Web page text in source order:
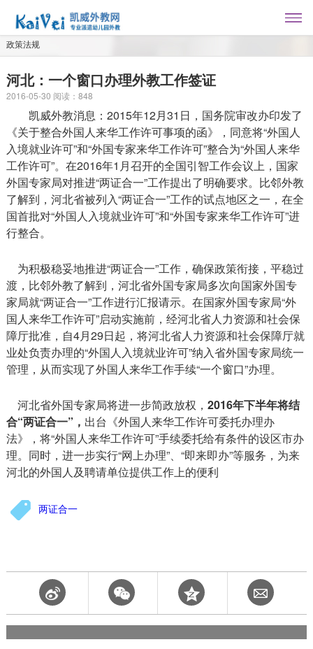
政策法规
河北：一个窗口办理外教工作签证
2016-05-30 阅读： 848
凯威外教消息：2015年12月31日，国务院审改办印发了
《关于整合外国人来华工作许可事项的函》，同意将“外国人
入境就业许可”和“外国专家来华工作许可”整合为“外国人来华
工作许可”。在2016年1月召开的全国引智工作会议上，国家
外国专家局对推进“两证合一”工作提出了明确要求。比邻外教
了解到，河北省被列入“两证合一”工作的试点地区之一，在全
国首批对“外国人入境就业许可”和“外国专家来华工作许可”进
行整合。
为积极稳妥地推进“两证合一”工作，确保政策衔接，平稳过
渡，比邻外教了解到，河北省外国专家局多次向国家外国专
家局就“两证合一”工作进行汇报请示。在国家外国专家局“外
国人来华工作许可”启动实施前，经河北省人力资源和社会保
障厅批准，自4月29日起，将河北省人力资源和社会保障厅就
业处负责办理的“外国人入境就业许可”纳入省外国专家局统一
管理，从而实现了外国人来华工作手续“一个窗口”办理。
河北省外国专家局将进一步简政放权， 2016年下半年将结
合“两证合一”， 出台《外国人来华工作许可委托办理办
法》，将“外国人来华工作许可”手续委托给有条件的设区市办
理。同时，进一步实行“网上办理”、“即来即办”等服务，为来
河北的外国人及聘请单位提供工作上的便利
两证合一